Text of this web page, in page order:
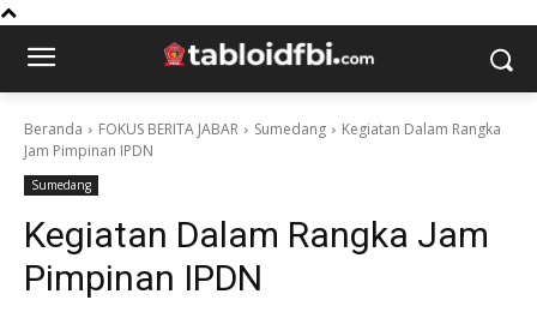
Beranda FOKUS BERITA JABAR Sumedang
Kegiatan Dalam Rangka
Jam Pimpinan IPDN
Sumedang
Kegiatan Dalam Rangka Jam
Pimpinan IPDN